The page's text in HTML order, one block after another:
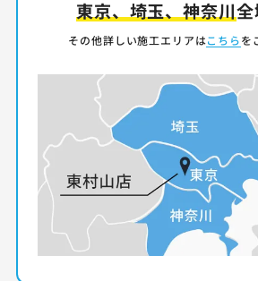
東京、埼玉、神奈川
その他詳しい施工エリアはこちらを